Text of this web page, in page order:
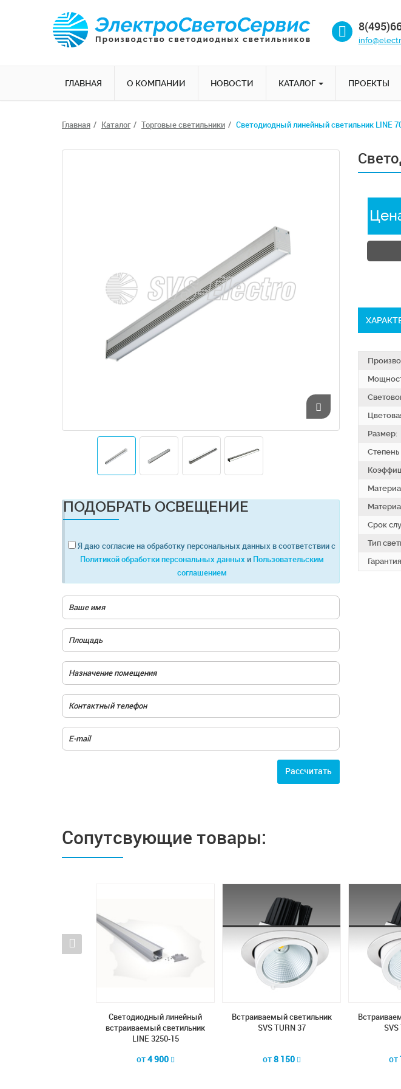
ГЛАВНАЯ О КОМПАНИИ НОВОСТИ КАТАЛОГ ПРОЕКТЫ
Главная Каталог Торговые светильники Светодиодный линейный светильник LINE
ПОДОБРАТЬ ОСВЕЩЕНИЕ
Я даю согласие на обработку персональных данных в соответствии с
Политикой обработки персональных данных и Пользовательским
соглашением
Расcчитать
Размер:
Срок
Тип
Сопутсвующие товары:
Светодиодный линейный
встраиваемый светильник
LINE 3250-15
от4 900
Встраиваемый светильник
SVS TURN 37
от8 150
SVS
от